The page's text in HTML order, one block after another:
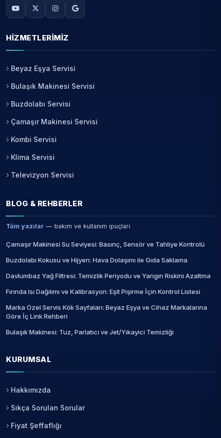
HIZMETLERIMIZ
Beyaz Eşya Servisi
Bulaşık Makinesi Servisi
Buzdolabı Servisi
Çamaşır Makinesi Servisi
Kombi Servisi
Klima Servisi
Televizyon Servisi
BLOG & REHBERLER
Tüm yazılar — bakım ve kullanım ipuçları
Çamaşır Makinesi Su Seviyesi: Basınç, Sensör ve Tahliye Kontrolü
Buzdolabı Kokusu ve Hijyen: Hava Dolaşımı ile Gıda Saklama
Davlumbaz Yağ Filtresi: Temizlik Periyodu ve Yangın Riskini Azaltma
Fırında Isı Dağılımı ve Kalibrasyon: Eşit Pişirme İçin Kontrol Listesi
Marka Özel Servis Kök Sayfaları: Beyaz Eşya ve Cihaz Markalarına
Göre İç Link Rehberi
Bulaşık Makinesi: Tuz, Parlatıcı ve Jet/Yıkayici Temizliği
KURUMSAL
Hakkımızda
Sıkça Sorulan Sorular
Fiyat Şeffaflığı